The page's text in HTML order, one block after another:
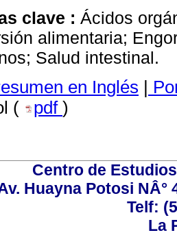
clave : Ácidos
alimentaria;
Salud intestinal.
en Inglés |
(
pdf )
Centro de
Huayna Potosi NÂ°
Telf:
La